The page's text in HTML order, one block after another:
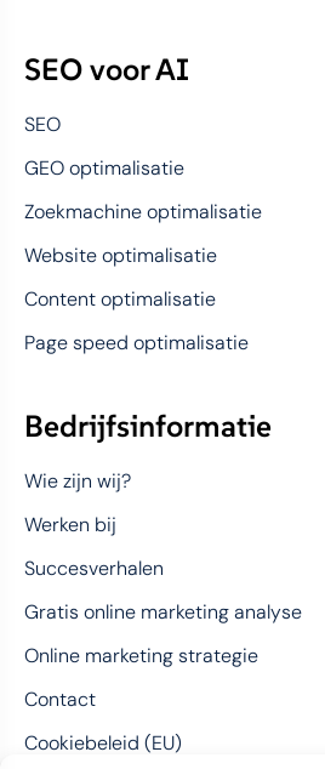
SEO voor AI
SEO
GEO optimalisatie
Zoekmachine optimalisatie
Website optimalisatie
Content optimalisatie
Page speed optimalisatie
Bedrijfsinformatie
Wie zijn wij?
Werken bij
Succesverhalen
Gratis online marketing analyse
Online marketing strategie
Contact
Cookiebeleid (EU)